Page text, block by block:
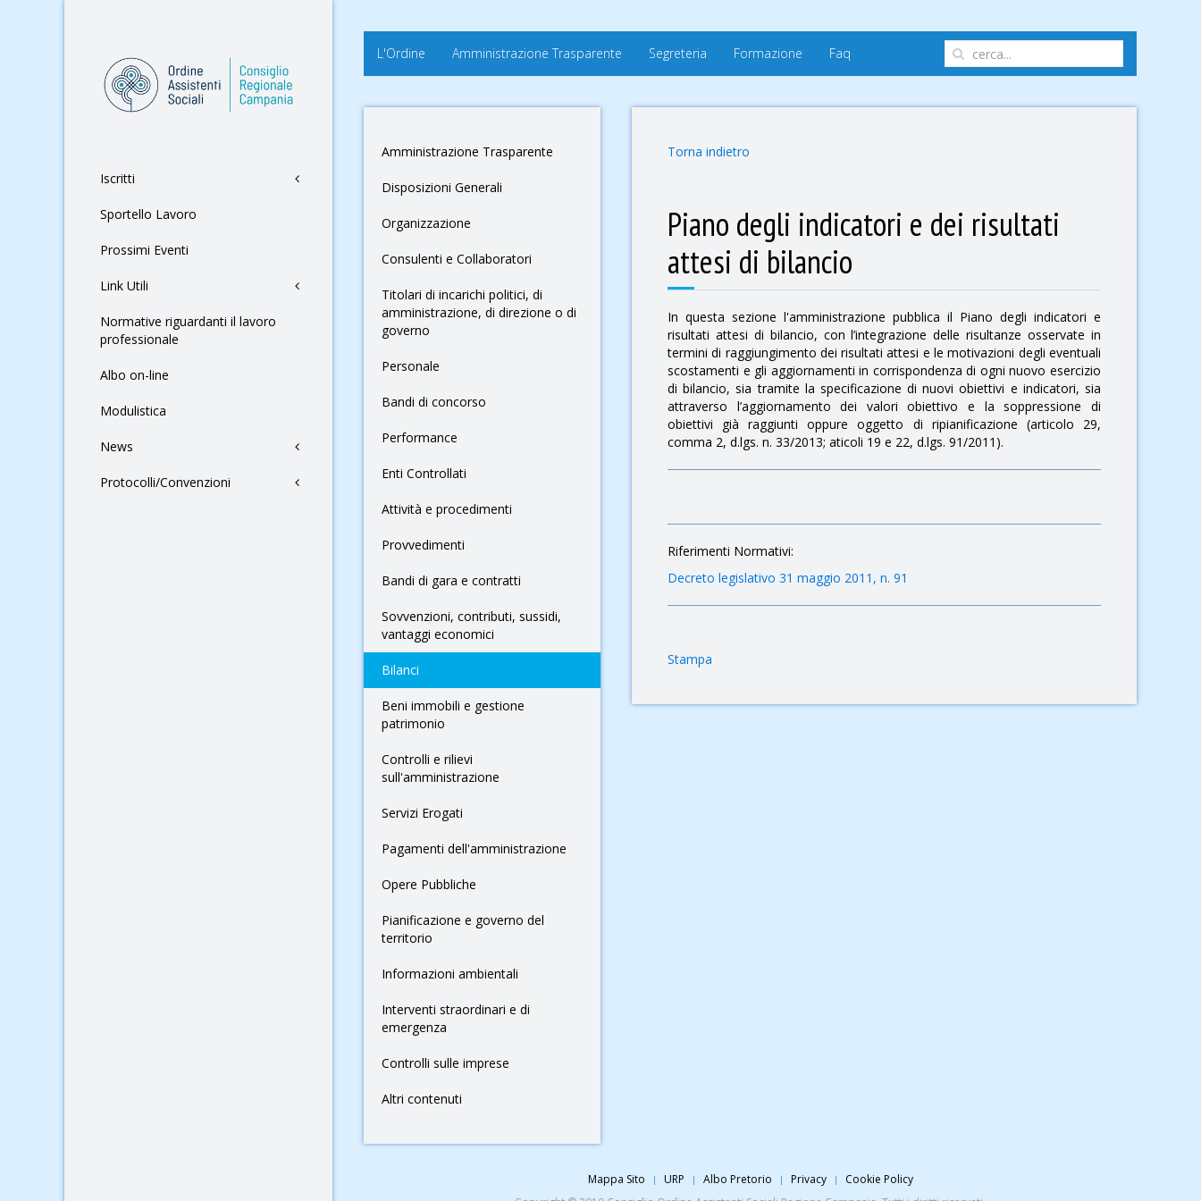
Iscritti
Sportello Lavoro
Prossimi Eventi
Link Utili
Normative riguardanti il lavoro
professionale
Albo on-line
Modulistica
News
Protocolli/Convenzioni
L'Ordine Amministrazione Trasparente Segreteria Formazione Faq
Torna indietro
Piano degli indicatori e dei risultati
attesi di bilancio
In questa sezione l'amministrazione pubblica il Piano degli indicatori e
risultati attesi di bilancio, con l’integrazione delle risultanze osservate in
termini di raggiungimento dei risultati attesi e le motivazioni degli eventuali
scostamenti e gli aggiornamenti in corrispondenza di ogni nuovo esercizio
di bilancio, sia tramite la specificazione di nuovi obiettivi e indicatori, sia
attraverso l’aggiornamento dei valori obiettivo e la soppressione di
obiettivi già raggiunti oppure oggetto di ripianificazione (articolo 29,
comma 2, d.lgs. n. 33/2013; aticoli 19 e 22, d.lgs. 91/2011).
Riferimenti Normativi:
Decreto legislativo 31 maggio 2011, n. 91
Stampa
Amministrazione Trasparente
Disposizioni Generali
Organizzazione
Consulenti e Collaboratori
Titolari di incarichi politici, di
amministrazione, di direzione o di
governo
Personale
Bandi di concorso
Performance
Enti Controllati
Attività e procedimenti
Provvedimenti
Bandi di gara e contratti
Sovvenzioni, contributi, sussidi,
vantaggi economici
Bilanci
Beni immobili e gestione
patrimonio
Controlli e rilievi
sull'amministrazione
Servizi Erogati
Pagamenti dell'amministrazione
Opere Pubbliche
Pianificazione e governo del
territorio
Informazioni ambientali
Interventi straordinari e di
emergenza
Controlli sulle imprese
Altri contenuti
Mappa Sito URP Albo Pretorio Privacy
Cookie Policy